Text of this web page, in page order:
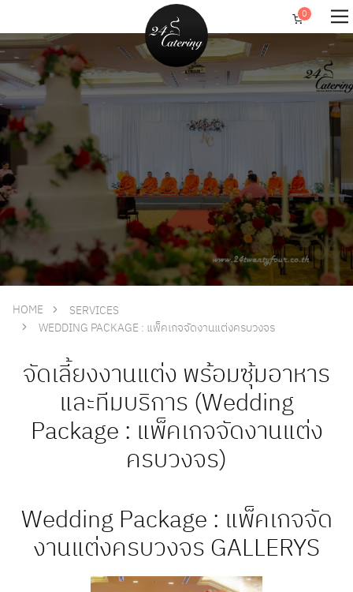
Services
HOME
SERVICES
WEDDING PACKAGE : แพ็คเกจจัดงานแต่งครบวงจร
จัดเลี้ยงงานแต่ง พร้อมซุ้มอาหาร
และทีมบริการ (Wedding
Package : แพ็คเกจจัดงานแต่ง
ครบวงจร)
Wedding Package : แพ็คเกจจัด
งานแต่งครบวงจร GALLERYS